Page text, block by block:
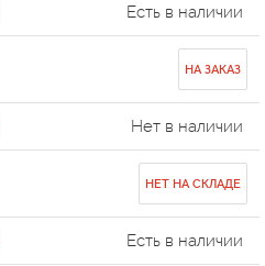
Есть в наличии
НА ЗАКАЗ
Нет в наличии
НЕТ НА СКЛАДЕ
Есть в наличии